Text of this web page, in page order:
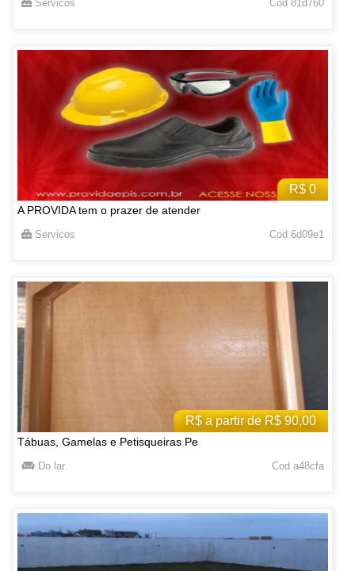
Servicos Cod 81d760
R$ 0
A PROVIDA tem o prazer de atender
Servicos Cod 6d09e1
R$ a partir de R$ 90,00
Tábuas, Gamelas e Petisqueiras Pe
Do lar Cod a48cfa